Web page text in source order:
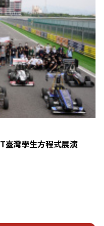
臺灣學生方程式展演